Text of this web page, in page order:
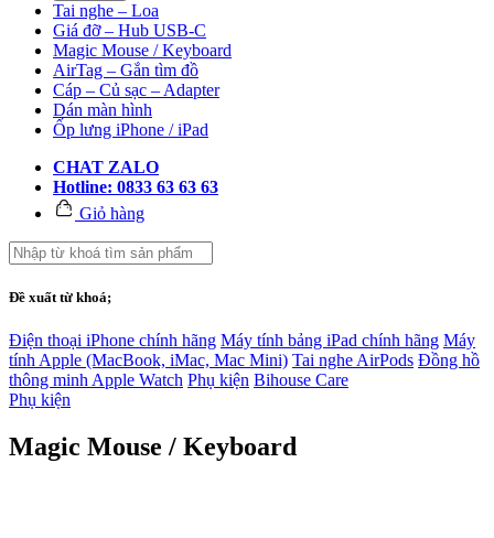
Tai nghe – Loa
Giá đỡ – Hub USB-C
Magic Mouse / Keyboard
AirTag – Gắn tìm đồ
Cáp – Củ sạc – Adapter
Dán màn hình
Ốp lưng iPhone / iPad
CHAT ZALO
Hotline: 0833 63 63 63
Giỏ hàng
Đề xuất từ khoá;
Điện thoại iPhone chính hãng Máy tính bảng iPad chính hãng Máy
tính Apple (MacBook, iMac, Mac Mini) Tai nghe AirPods Đồng hồ
thông minh Apple Watch Phụ kiện Bihouse Care
Phụ kiện
Magic Mouse / Keyboard